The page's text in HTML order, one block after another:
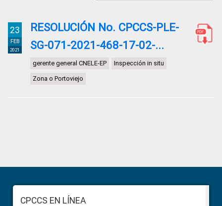
23
FEB
2021
RESOLUCIÓN No. CPCCS-PLE-
SG-071-2021-468-17-02-...
gerente general CNELE-EP Inspección in situ
Zona o Portoviejo
Sidebar
FooterCPCCS EN LÍNEA